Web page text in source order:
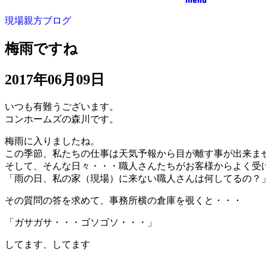
現場親方ブログ
梅雨ですね
2017年06月09日
いつも有難うございます。
コンホームズの森川です。
梅雨に入りましたね。
この季節、私たちの仕事は天気予報から目が離す事が出来ま
そして、そんな日々・・・職人さんたちがお客様からよく受
「雨の日、私の家（現場）に来ない職人さんは何してるの？」
その質問の答を求めて、事務所横の倉庫を覗くと・・・
「ガサガサ・・・ゴソゴソ・・・」
してます、してます